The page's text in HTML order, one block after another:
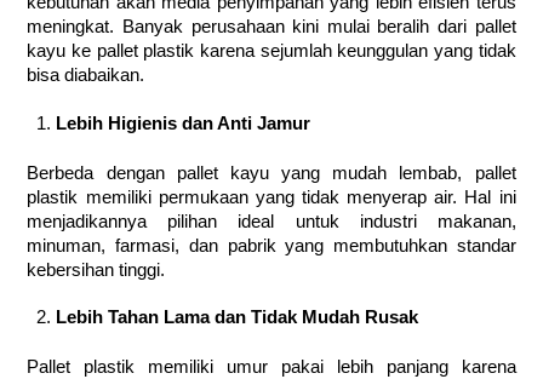
meningkat. Banyak perusahaan kini mulai beralih dari pallet
kayu ke pallet plastik karena sejumlah keunggulan yang tidak
bisa diabaikan.
Lebih Higienis dan Anti Jamur
Berbeda dengan pallet kayu yang mudah lembab, pallet
plastik memiliki permukaan yang tidak menyerap air. Hal ini
menjadikannya pilihan ideal untuk industri makanan,
minuman, farmasi, dan pabrik yang membutuhkan standar
kebersihan tinggi.
Lebih Tahan Lama dan Tidak Mudah Rusak
Pallet plastik memiliki umur pakai lebih panjang karena